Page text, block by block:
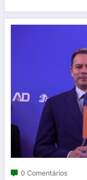
0 Comentários